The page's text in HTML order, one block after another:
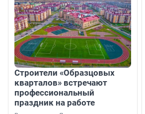
Строители «Образцовых
кварталов» встречают
профессиональный
праздник на работе